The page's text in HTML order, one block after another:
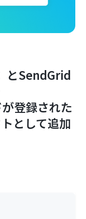
とSendGrid
登録された
として追加